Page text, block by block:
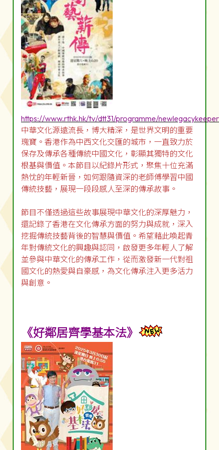
https://www.rthk.hk/tv/dtt31/programme/
中華文化源遠流長，博大精深，是世界文明的重要
瑰寶。香港作為中西文化交匯的城市，一直致力於
保存及傳承各種傳統中國文化，彰顯其獨特的文化
根基與價值。本節目以紀錄片形式，聚焦十位充滿
熱忱的年輕新晉，如何跟隨資深的老師傅學習中國
傳統技藝，展現一段段感人至深的傳承故事。
節目不僅透過這些故事展現中華文化的深厚魅力，
還記錄了香港在文化傳承方面的努力與成就，深入
挖掘傳統技藝背後的智慧與價值。希望藉此喚起青
年對傳統文化的興趣與認同，啟發更多年輕人了解
並參與中華文化的傳承工作，從而激發新一代對祖
國文化的熱愛與自豪感，為文化傳承注入更多活力
與創意。
《好鄰居齊學基本法》